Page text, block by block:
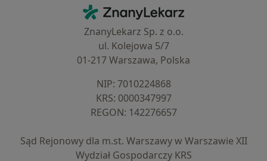
ZnanyLekarz - Strona główna
ZnanyLekarz Sp. z o.o.
ul. Kolejowa 5/7
01-217 Warszawa, Polska
NIP: ⁠7010224868
KRS: ⁠0000347997
REGON: ⁠142276657
Sąd Rejonowy dla m.st. Warszawy w Warszawie XII
Wydział Gospodarczy KRS